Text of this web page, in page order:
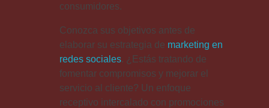
consumidores.
Conozca sus objetivos antes de
elaborar su estrategia de marketing en
redes sociales. ¿Estás tratando de
fomentar compromisos y mejorar el
servicio al cliente? Un enfoque
receptivo intercalado con promociones